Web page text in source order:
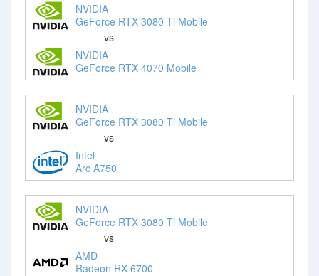
NVIDIA
GeForce RTX 3080 Ti Mobile
vs
NVIDIA
GeForce RTX 4070 Mobile
NVIDIA
GeForce RTX 3080 Ti Mobile
vs
Intel
Arc A750
NVIDIA
GeForce RTX 3080 Ti Mobile
vs
AMD
Radeon RX 6700